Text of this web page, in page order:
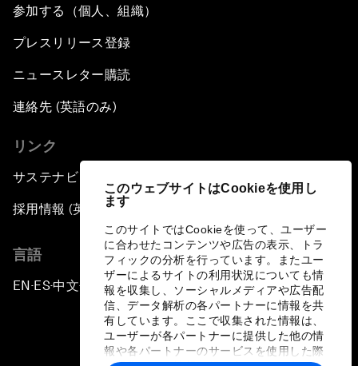
このウェブサイトはCookieを使用し
ます
このサイトではCookieを使って、ユーザー
に合わせたコンテンツや広告の表示、トラ
フィックの分析を行っています。またユー
ザーによるサイトの利用状況についても情
報を収集し、ソーシャルメディアや広告配
信、データ解析の各パートナーに情報を共
有しています。ここで収集された情報は、
ユーザーが各パートナーに提供した他の情
報や各パートナーのサービスを使用した際
参加する（個人、組織）
プレスリリース登録
ニュースレター購読
連絡先 (英語のみ)
リンク
サステナビリティへの取り組み
採用情報 (英語のみ)
言語
EN ▪ ES▪中文▪ 日本語